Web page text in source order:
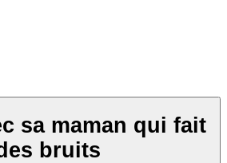
sa maman qui fait
bruits